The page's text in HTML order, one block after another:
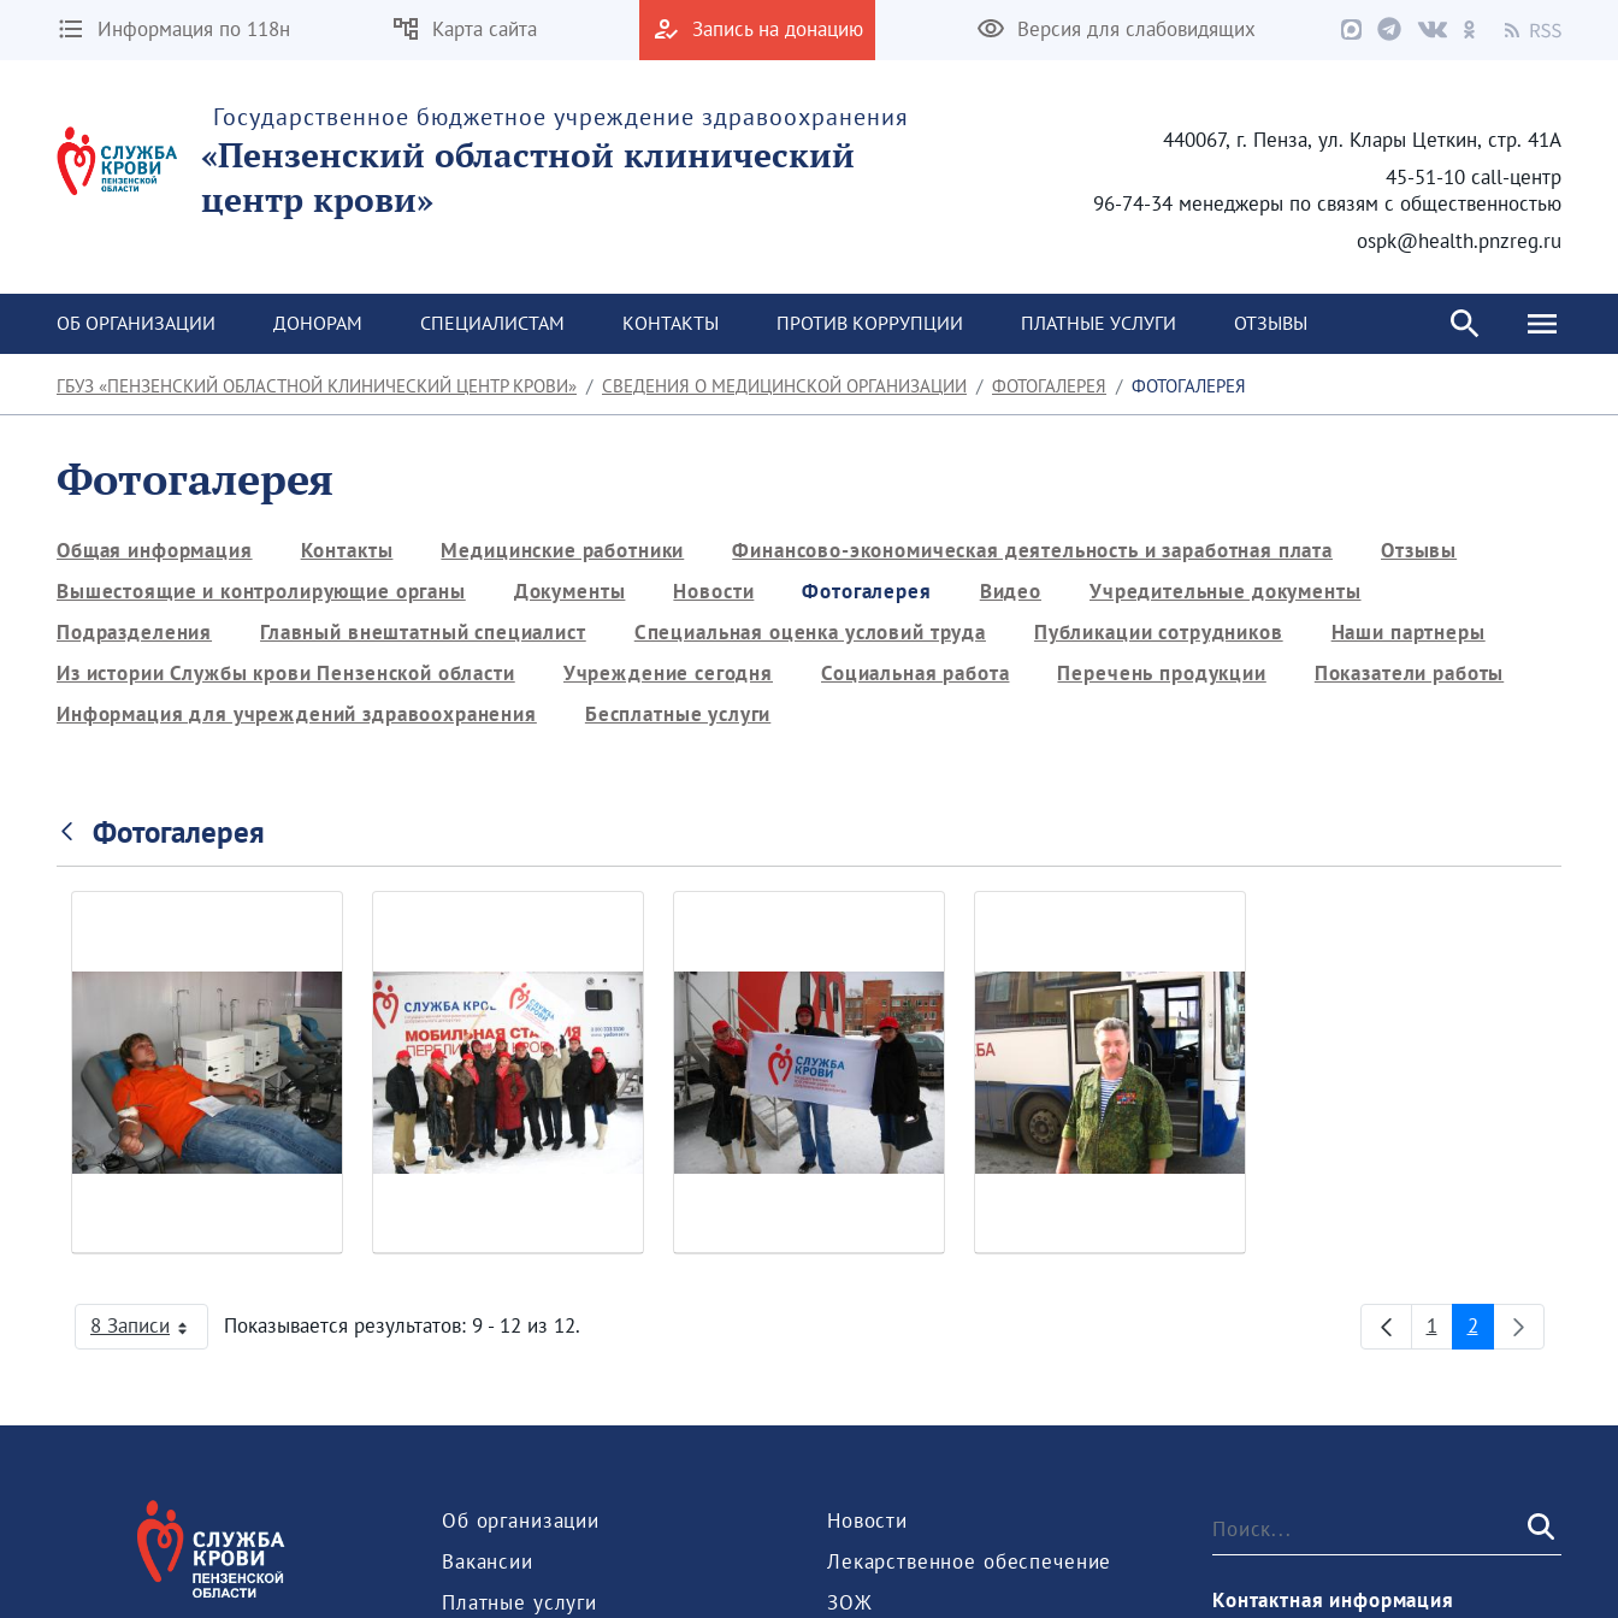
Информация по 118н Карта сайта Запись на донацию Версия для слабовидящих
Государственное бюджетное учреждение здравоохранения
«Пензенский областной клинический
центр крови»
440067, г. Пенза, ул. Клары Цеткин, стр. 41А
45-51-10 call-центр
96-74-34 менеджеры по связям с общественностью
ospk@health.pnzreg.ru
ОБ ОРГАНИЗАЦИИ ДОНОРАМ СПЕЦИАЛИСТАМ КОНТАКТЫ ПРОТИВ КОРРУПЦИИ ПЛАТНЫЕ УСЛУГИ ОТЗЫВЫ
ГБУЗ «ПЕНЗЕНСКИЙ ОБЛАСТНОЙ КЛИНИЧЕСКИЙ ЦЕНТР КРОВИ» СВЕДЕНИЯ О МЕДИЦИНСКОЙ ОРГАНИЗАЦИИ ФОТОГАЛЕРЕЯ ФОТОГАЛЕРЕЯ
Фотогалерея
Общая информация Контакты Медицинские работники Финансово-экономическая деятельность и заработная плата
Отзывы
Вышестоящие и контролирующие органы
Документы Новости Фотогалерея Видео
Учредительные документы
Подразделения
Главный внештатный специалист Специальная оценка условий труда Публикации сотрудников
Наши партнеры
Из истории Службы крови Пензенской области
Учреждение сегодня Социальная работа Перечень продукции
Показатели работы
Информация для учреждений здравоохранения
Бесплатные услуги
Фотогалерея
8 ЗаписиНа страницуПоказывается результатов: 9 - 12 из 12. Страница
1 Страница
2
Об организации
Вакансии
Платные услуги
Новости
Лекарственное обеспечение
ЗОЖ
Контактная информация